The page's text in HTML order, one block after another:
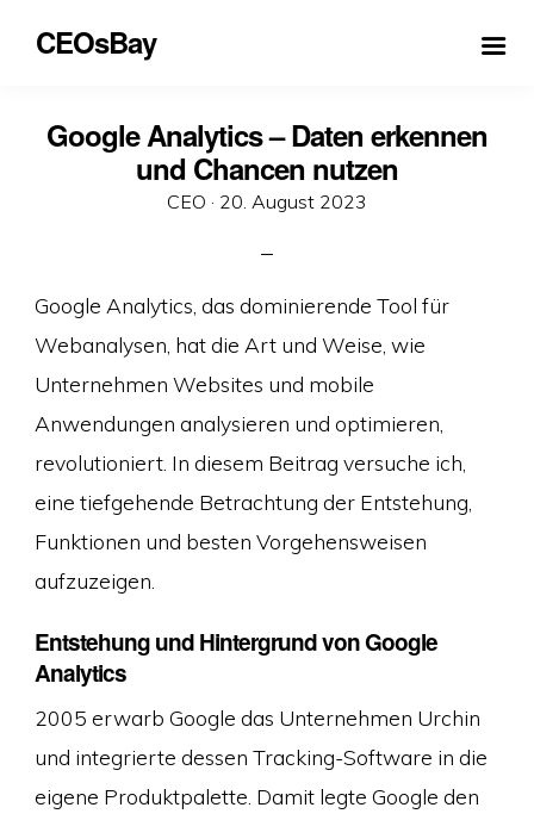
CEOsBay
Google Analytics – Daten erkennen
und Chancen nutzen
CEO · Veröffentlicht
20. August 2023
Google Analytics, das dominierende Tool für
Webanalysen, hat die Art und Weise, wie
Unternehmen Websites und mobile
Anwendungen analysieren und optimieren,
revolutioniert. In diesem Beitrag versuche ich,
eine tiefgehende Betrachtung der Entstehung,
Funktionen und besten Vorgehensweisen
aufzuzeigen.
Entstehung und Hintergrund von Google
Analytics
2005 erwarb Google das Unternehmen Urchin
und integrierte dessen Tracking-Software in die
eigene Produktpalette. Damit legte Google den